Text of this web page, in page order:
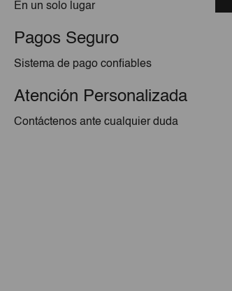
En un solo lugar
Pagos Seguro
Sistema de pago confiables
Atención Personalizada
Contáctenos ante cualquier duda